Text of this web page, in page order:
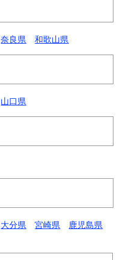
奈良県 和歌山県
山口県
大分県 宮崎県
鹿児島県